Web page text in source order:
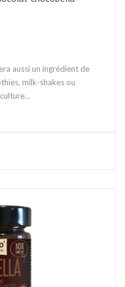
aussi un ingrédient de
milk-shakes ou